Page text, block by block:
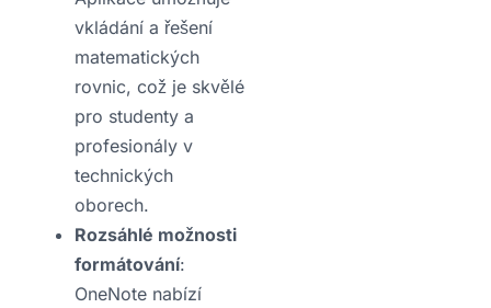
vkládání a řešení
matematických
rovnic, což je skvělé
pro studenty a
profesionály v
technických
oborech.
Rozsáhlé možnosti
formátování:
OneNote nabízí